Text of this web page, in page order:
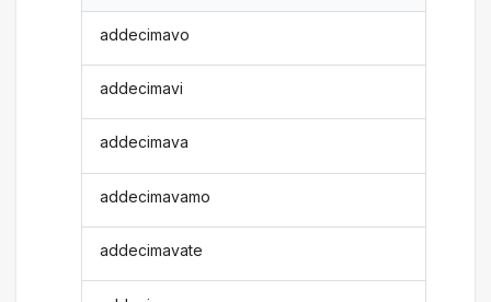
addecimavo
addecimavi
addecimava
addecimavamo
addecimavate